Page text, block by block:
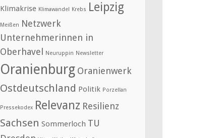
Klimakrise Klimawandel Krebs Leipzig
Meißen Netzwerk
Unternehmerinnen in
Oberhavel
Neuruppin Newsletter
Oranienburg Oranienwerk
Ostdeutschland Politik Porzellan
Pressekodex Relevanz Resilienz
Sachsen Sommerloch TU